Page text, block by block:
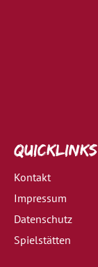
Quicklinks
Kontakt
Impressum
Datenschutz
Spielstätten